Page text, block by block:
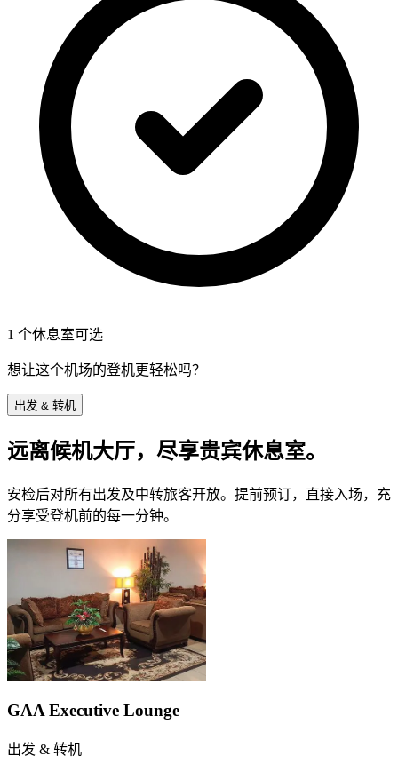
1 个休息室可选
想让这个机场的登机更轻松吗？
出发 & 转机
远离候机大厅，尽享贵宾休息室。
安检后对所有出发及中转旅客开放。提前预订，直接入场，充
分享受登机前的每一分钟。
GAA Executive Lounge
出发 & 转机